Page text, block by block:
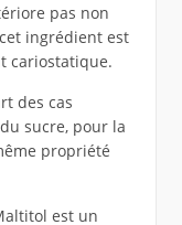
pas non
ingrédient est
cariostatique.
des cas
sucre, pour la
propriété
est un